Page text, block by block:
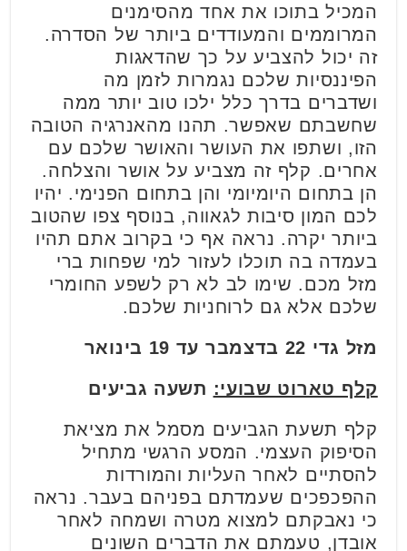
המכיל בתוכו את אחד מהסימנים
המרוממים והמעודדים ביותר של הסדרה.
זה יכול להצביע על כך שהדאגות
הפיננסיות שלכם נגמרות לזמן מה
ושדברים בדרך כלל ילכו טוב יותר ממה
שחשבתם שאפשר. תהנו מהאנרגיה הטובה
הזו, ושתפו את העושר והאושר שלכם עם
אחרים. קלף זה מצביע על אושר והצלחה.
הן בתחום היומיומי והן בתחום הפנימי. יהיו
לכם המון סיבות לגאווה, בנוסף צפו שהטוב
ביותר יקרה. נראה אף כי בקרוב אתם תהיו
בעמדה בה תוכלו לעזור למי שפחות ברי
מזל מכם. שימו לב לא רק לשפע החומרי
שלכם אלא גם לרוחניות שלכם.
מזל גדי 22 בדצמבר עד 19 בינואר
קלף טארוט שבועי: תשעה גביעים
קלף תשעת הגביעים מסמל את מציאת
הסיפוק העצמי. המסע הרגשי מתחיל
להסתיים לאחר העליות והמורדות
ההפכפכים שעמדתם בפניהם בעבר. נראה
כי נאבקתם למצוא מטרה ושמחה לאחר
אובדן, טעמתם את הדברים השונים